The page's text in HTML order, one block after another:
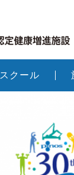
スクール